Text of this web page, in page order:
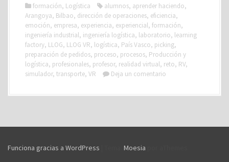
formación, Logística alumnos, aprender haciendo,
Arangoya, Bilbao, dirección de operaciones, eficiencia,
emoción, empresa, experiencia, experiencial, formación,
ingeniería industrial, ingeniería logística, laboratorio, learning
factory, LLOG, LLOG VR, logística, País Vasco, picking,
preparación de pedidos, proceso, procesos, Producción y
logística, profesionales, profesor, realidad virtual, reto, RV,
simulador, transporte, VR Deja un comentario
Funciona gracias a WordPress Moesia